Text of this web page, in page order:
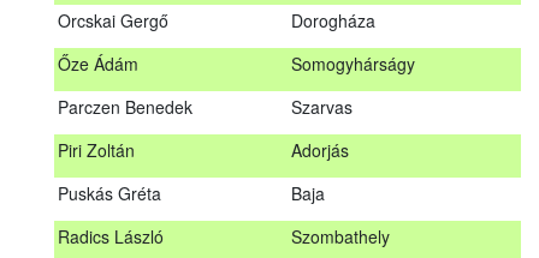
Orcskai Gergő
Dorogháza
Őze Ádám
Somogyhárságy
Parczen Benedek
Szarvas
Piri Zoltán
Adorjás
Puskás Gréta
Baja
Radics László
Szombathely
A továbbképzés vizsgával zárul!
Jelentkezés, lemondás
Jelentkezni a továbbképzésre kizárólag a Nébih honlapján
elhelyezett űrlapon lehet. A jelentkezés elfogadásáról
Nagy Tamás
Kaszó
Keszthely
Dorogháza